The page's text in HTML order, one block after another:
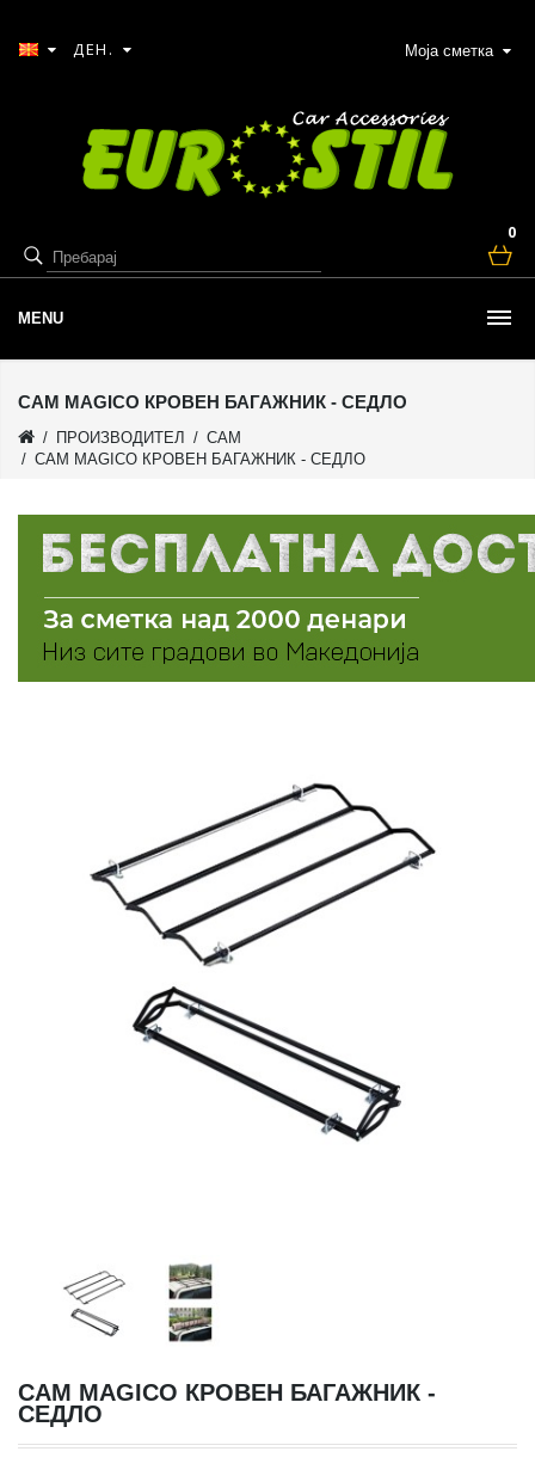
Моја сметка
0
ДЕН.
MENU
CAM MAGICO КРОВЕН БАГАЖНИК - СЕДЛО
ПРОИЗВОДИТЕЛ
CAM
CAM MAGICO КРОВЕН БАГАЖНИК - СЕДЛО
CAM MAGICO КРОВЕН БАГАЖНИК -
СЕДЛО